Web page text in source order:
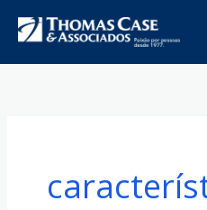
para
o